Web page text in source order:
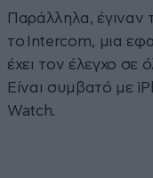
Παράλληλα, έγιναν
το Intercom, μια
έχει τον έλεγχο
Είναι συμβατό με
Watch.